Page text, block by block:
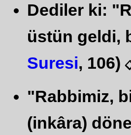
Dediler ki:
üstün geldi,
Suresi, 106)
"Rabbimiz,
(inkâra)